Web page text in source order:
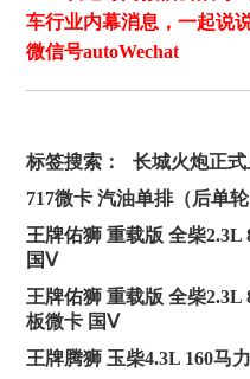
车行业内幕消息，一起说
微信号autoWechat
标签搜索：
长城火炮正
717微卡 汽油单排（后单
王牌佑狮 重载版 全柴2.3L
国Ⅴ
王牌佑狮 重载版 全柴2.3L
板微卡 国Ⅴ
王牌腾狮 玉柴4.3L 160马